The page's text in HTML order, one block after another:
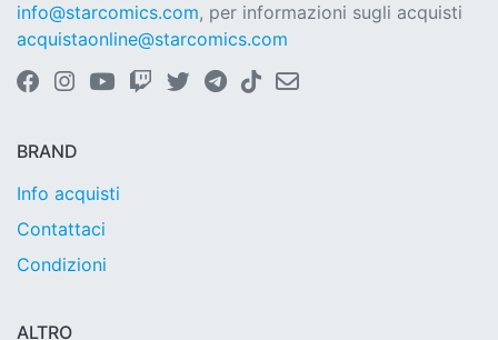
info@starcomics.com, per informazioni sugli acquisti
acquistaonline@starcomics.com
BRAND
Info acquisti
Contattaci
Condizioni
ALTRO